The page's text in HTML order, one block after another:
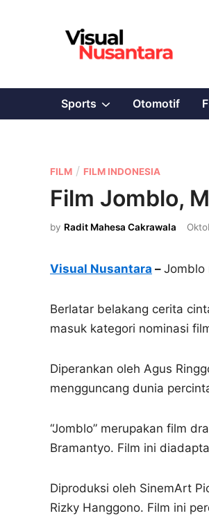
Sports Show
menu
Otomotif
P
o
s
t
d
n
FILM / FILM INDONESIA
Film Jomblo,
by Radit Mahesa Cakrawala
Visual Nusantara – Jomblo
Berlatar belakang cerita
masuk kategori nominasi
Diperankan oleh Agus
mengguncang dunia
“Jomblo” merupakan film
Bramantyo. Film ini
Diproduksi oleh SinemArt
Rizky Hanggono. Film ini